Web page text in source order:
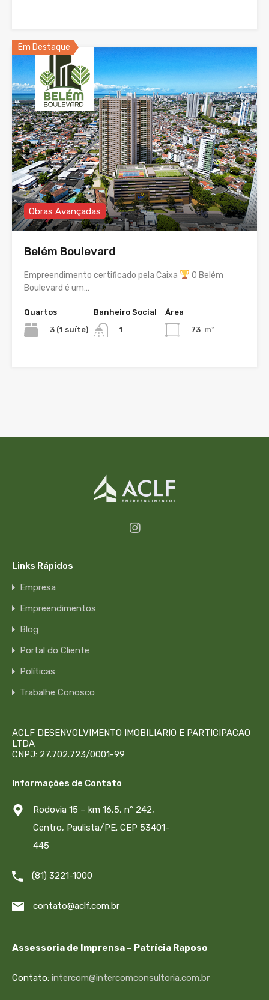
Em Destaque
Obras Avançadas
Belém Boulevard
Empreendimento certificado pela Caixa
O Belém
Boulevard é um…
Quartos
3 (1 suíte)
Banheiro Social
1
Área
73 m²
Links Rápidos
Empresa
Empreendimentos
Blog
Portal do Cliente
Políticas
Trabalhe Conosco
ACLF DESENVOLVIMENTO IMOBILIARIO E PARTICIPACAO
LTDA
CNPJ: 27.702.723/0001-99
Informações de Contato
Rodovia 15 – km 16,5, nº 242,
Centro, Paulista/PE. CEP 53401-
445
(81) 3221-1000
contato@aclf.com.br
Assessoria de Imprensa – Patrícia Raposo
Contato: intercom@intercomconsultoria.com.br